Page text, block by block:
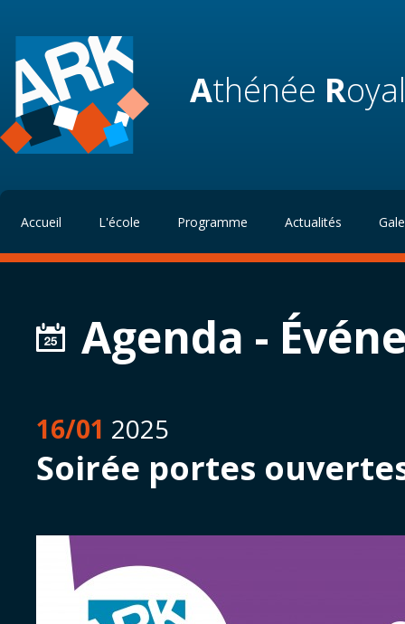
Athénée R
Accueil L'école Programme Actualités
Agenda -
16/01 2025
Soirée portes